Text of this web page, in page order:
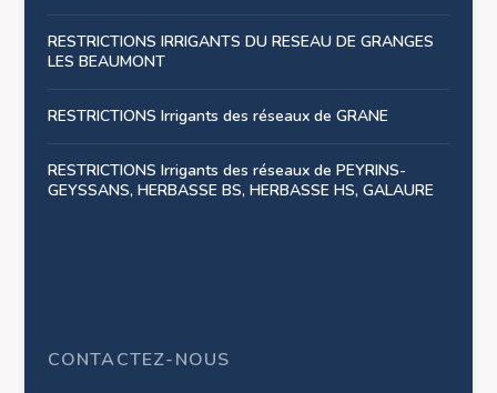
RESTRICTIONS IRRIGANTS DU RESEAU DE GRANGES
LES BEAUMONT
RESTRICTIONS Irrigants des réseaux de GRANE
RESTRICTIONS Irrigants des réseaux de PEYRINS-
GEYSSANS, HERBASSE BS, HERBASSE HS, GALAURE
CONTACTEZ-NOUS